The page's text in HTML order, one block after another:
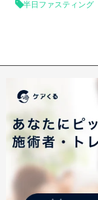
半日ファスティング